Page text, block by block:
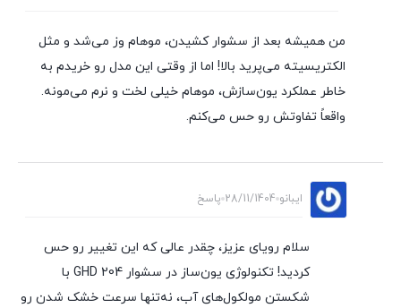
من همیشه بعد از سشوار کشیدن، موهام وز می‌شد و مثل
الکتریسیته می‌پرید بالا! اما از وقتی این مدل رو خریدم به
خاطر عملکرد یون‌سازش، موهام خیلی لخت و نرم می‌مونه.
واقعاً تفاوتش رو حس می‌کنم.
ایبانو 28/11/1404 پاسخ
سلام رویای عزیز، چقدر عالی که این تغییر رو حس
کردید! تکنولوژی یون‌ساز در سشوار GHD 204 با
شکستن مولکول‌های آب، نه‌تنها سرعت خشک شدن رو